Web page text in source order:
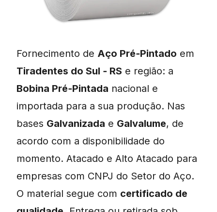
Fornecimento de Aço Pré‑Pintado em
Tiradentes do Sul ‑ RS e região: a
Bobina Pré‑Pintada nacional e
importada para a sua produção. Nas
bases Galvanizada e Galvalume, de
acordo com a disponibilidade do
momento. Atacado e Alto Atacado para
empresas com CNPJ do Setor do Aço.
O material segue com certificado de